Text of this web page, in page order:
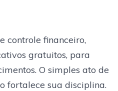
controle financeiro,
gratuitos, para
O simples ato de
fortalece sua disciplina.